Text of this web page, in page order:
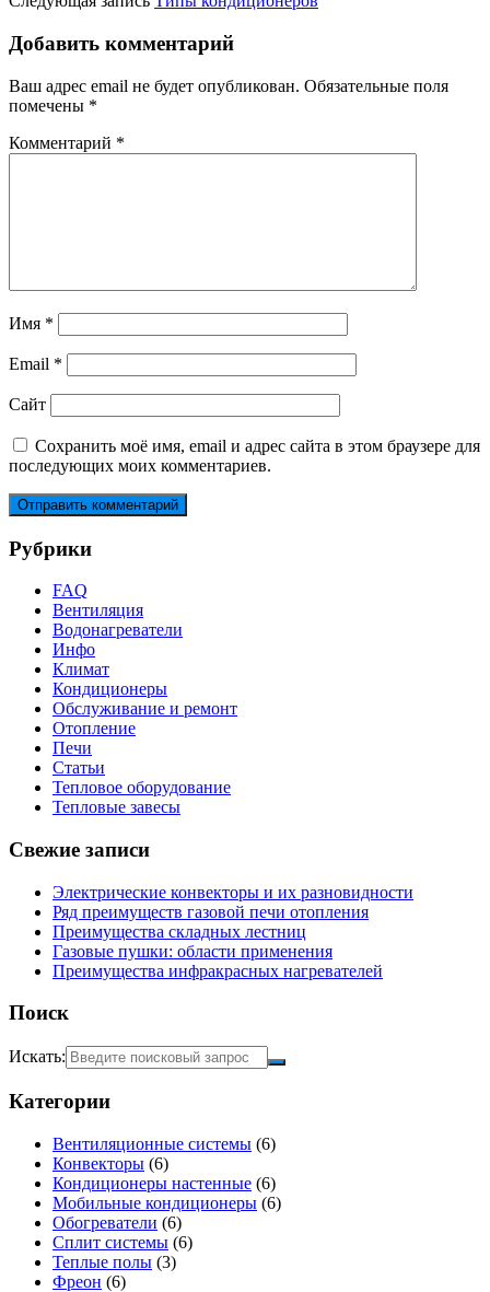
Добавить комментарий
Ваш адрес email не будет опубликован. Обязательные поля
помечены *
Комментарий *
Имя *
Email *
Сайт
Сохранить моё имя, email и адрес сайта в этом браузере для
последующих моих комментариев.
Рубрики
FAQ
Вентиляция
Водонагреватели
Инфо
Климат
Кондиционеры
Обслуживание и ремонт
Отопление
Печи
Статьи
Тепловое оборудование
Тепловые завесы
Свежие записи
Электрические конвекторы и их разновидности
Ряд преимуществ газовой печи отопления
Преимущества складных лестниц
Газовые пушки: области применения
Преимущества инфракрасных нагревателей
Поиск
Искать:
Категории
Вентиляционные системы (6)
Конвекторы (6)
Кондиционеры настенные (6)
Мобильные кондиционеры (6)
Обогреватели (6)
Сплит системы (6)
Теплые полы (3)
Фреон (6)